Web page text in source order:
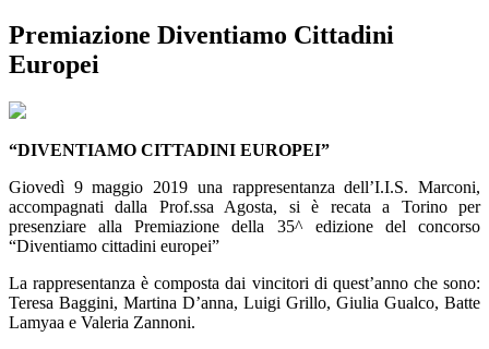
Premiazione Diventiamo Cittadini
Europei
“DIVENTIAMO CITTADINI EUROPEI”
Giovedì 9 maggio 2019 una rappresentanza dell’I.I.S. Marconi,
accompagnati dalla Prof.ssa Agosta, si è recata a Torino per
presenziare alla Premiazione della 35^ edizione del concorso
“Diventiamo cittadini europei”
La rappresentanza è composta dai vincitori di quest’anno che sono:
Teresa Baggini, Martina D’anna, Luigi Grillo, Giulia Gualco, Batte
Lamyaa e Valeria Zannoni.